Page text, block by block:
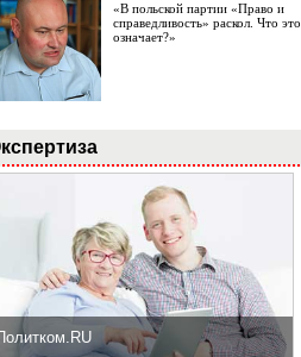
«В польской партии «Право и
справедливость» раскол. Что это
означает?»